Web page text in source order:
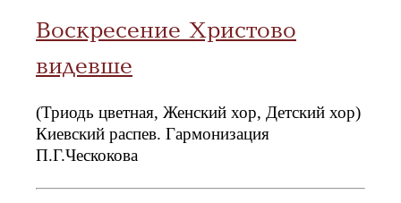
Воскресение Христово
видевше
(Триодь цветная, Женский хор, Детский хор)
Киевский распев. Гармонизация
П.Г.Ческокова